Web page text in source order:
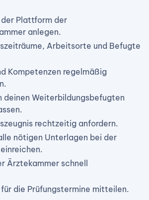
Plattform der
anlegen.
Arbeitsorte und Befugte
Kompetenzen regelmäßig
deinen Weiterbildungsbefugten
rechtzeitig anfordern.
nötigen Unterlagen bei der
Ärztekammer schnell
die Prüfungstermine mitteilen.